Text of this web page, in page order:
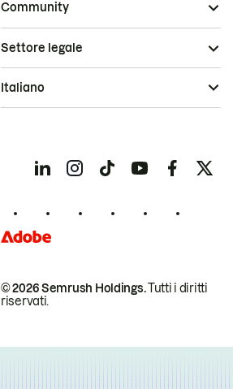
Community
© 2026 Semrush Holdings.Tutti i diritti
riservati.
Settore legale
Italiano